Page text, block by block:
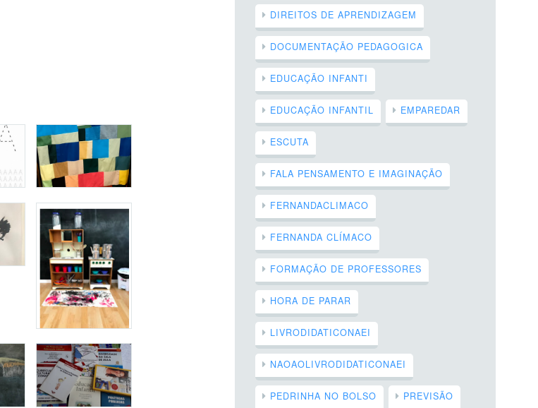
DIREITOS DE APRENDIZAGEM
DOCUMENTAÇÃO PEDAGOGICA
EDUCAÇÃO INFANTI
EDUCAÇÃO INFANTIL EMPAREDAR
ESCUTA
FALA PENSAMENTO E IMAGINAÇÃO
FERNANDACLIMACO
FERNANDA CLÍMACO
FORMAÇÃO DE PROFESSORES
HORA DE PARAR
LIVRODIDATICONAEI
NAOAOLIVRODIDATICONAEI
PEDRINHA NO BOLSO PREVISÃO